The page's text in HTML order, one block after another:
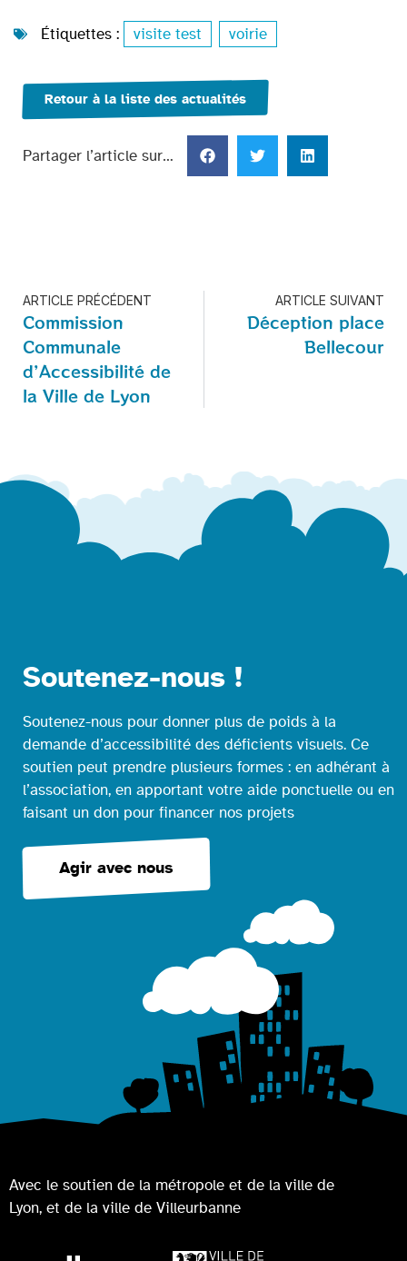
Étiquettes : visite test voirie
Retour à la liste des actualités
Partager l’article sur…
ARTICLE PRÉCÉDENT
Commission
Communale
d’Accessibilité de
la Ville de Lyon
ARTICLE SUIVANT
Déception place
Bellecour
Soutenez-nous !
Soutenez-nous pour donner plus de poids à la
demande d’accessibilité des déficients visuels. Ce
soutien peut prendre plusieurs formes : en adhérant à
l’association, en apportant votre aide ponctuelle ou en
faisant un don pour financer nos projets
Agir avec nous
Avec le soutien de la métropole et de la ville de
Lyon, et de la ville de Villeurbanne